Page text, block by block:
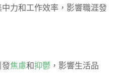
力和工作效率，影響職涯發
發焦慮和抑鬱 ，影響生活品